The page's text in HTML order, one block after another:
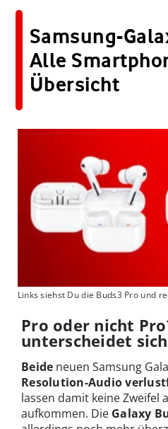
Samsung-
Alle
Übersicht
Links siehst Du die Buds3 Pro und
Pro oder nicht
unterscheidet
Beide neuen Samsung
Resolution-Audio
lassen damit keine Zweifel
aufkommen. Die Galaxy